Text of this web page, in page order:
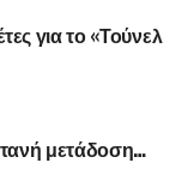
για το «Τούνελ
μετάδοση…